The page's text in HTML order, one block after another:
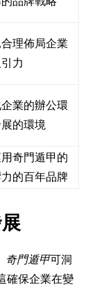
理佈局企業
力
業的辦公環
的環境
奇門遁甲的
的百年品牌
奇門遁甲可洞
確保企業在變